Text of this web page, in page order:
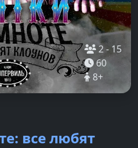
2- 15
60
8+
все любят